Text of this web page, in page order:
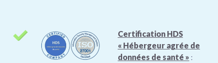
Certification HDS
« Hébergeur agrée de
données de santé » :